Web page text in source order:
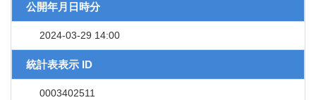
公開年月日時分
2024-03-29 14:00
統計表表示 ID
0003402511